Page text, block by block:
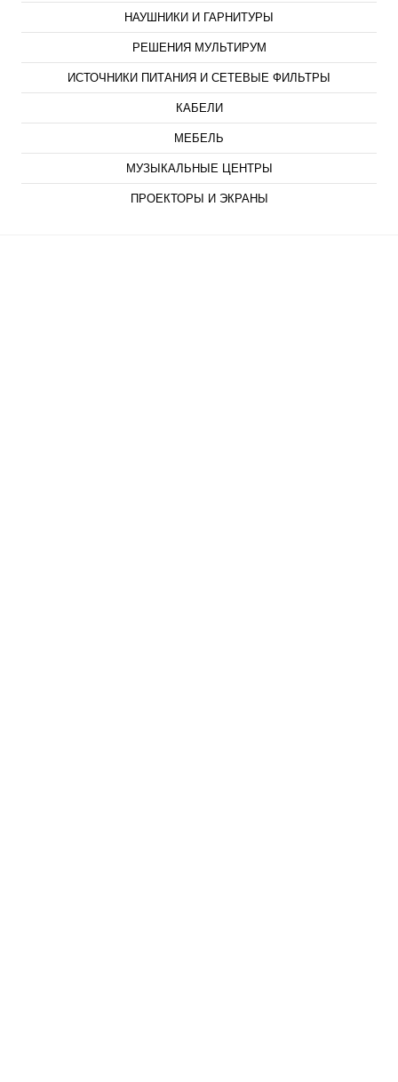
НАУШНИКИ И ГАРНИТУРЫ
РЕШЕНИЯ МУЛЬТИРУМ
ИСТОЧНИКИ ПИТАНИЯ И СЕТЕВЫЕ ФИЛЬТРЫ
КАБЕЛИ
МЕБЕЛЬ
МУЗЫКАЛЬНЫЕ ЦЕНТРЫ
ПРОЕКТОРЫ И ЭКРАНЫ